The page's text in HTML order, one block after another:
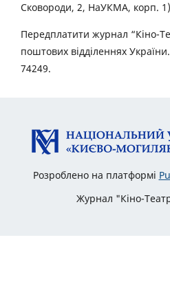
Сковороди, 2, НаУКМА, корп.
Передплатити журнал “Кіно-
поштових відділеннях
74249.
Розроблено на платформі
Журнал "Кіно-